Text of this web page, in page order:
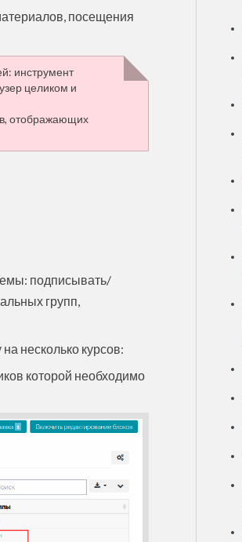
посещения
инструмент
целиком и
отображающих
подписывать/
групп,
несколько курсов:
которой необходимо